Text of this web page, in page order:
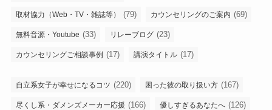
取材協力（Web・TV・雑誌等） (79) カウンセリングのご案内 (69)
無料音源・Youtube (33) リレーブログ (23)
カウンセリングご相談事例 (17) 講演タイトル (17)
自立系女子が幸せになるコツ (220) 困った彼の取り扱い方 (167)
尽くし系・ダメンズメーカー応援 (166) 優しすぎるあなたへ (126)